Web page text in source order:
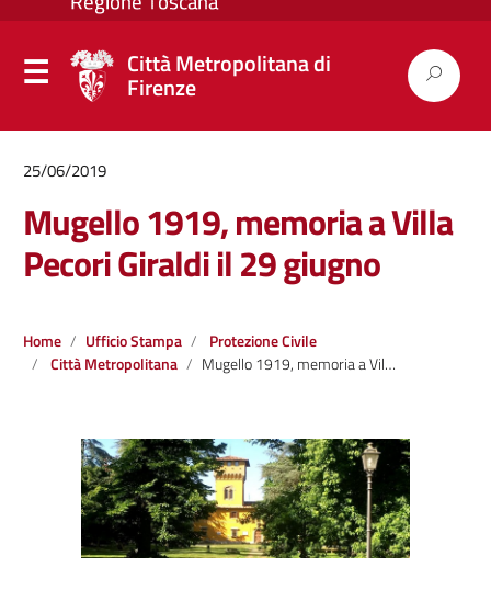
Città Metropolitana di
Firenze
25/06/2019
Mugello 1919, memoria a Villa
Pecori Giraldi il 29 giugno
Home Ufficio Stampa
Protezione Civile
Città Metropolitana
Mugello 1919, memoria a Villa Pecori Giraldi il 29 giugno